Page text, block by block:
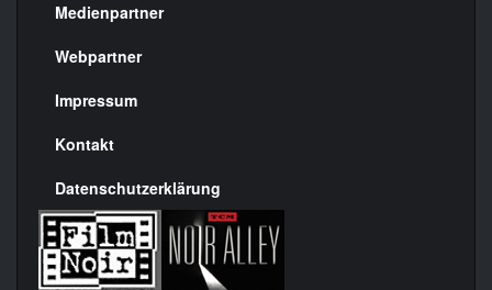
Menülinks
rechte
Seite
Medienpartner
Webpartner
Impressum
Kontakt
Datenschutzerklärung